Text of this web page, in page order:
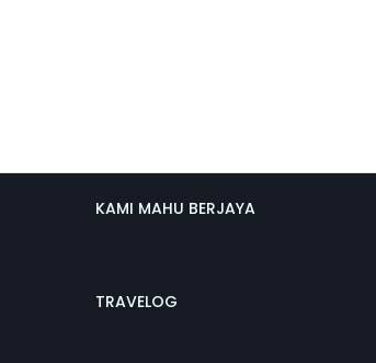
KAMI MAHU BERJAYA
TRAVELOG